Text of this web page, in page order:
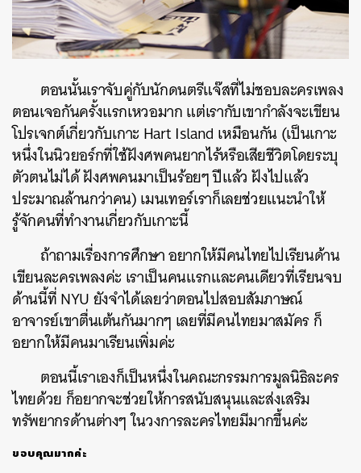
ตอนนั้นเราจับคู่กับนักดนตรีแจ๊สที่ไม่ชอบละครเพลง
ตอนเจอกันครั้งแรกเหวอมาก แต่เรากับเขากำลังจะเขียน
โปรเจกต์เกี่ยวกับเกาะ Hart Island เหมือนกัน (เป็นเกาะ
หนึ่งในนิวยอร์กที่ใช้ฝังศพคนยากไร้หรือเสียชีวิตโดยระบุ
ตัวตนไม่ได้ ฝังศพคนมาเป็นร้อยๆ ปีแล้ว ฝังไปแล้ว
ประมาณล้านกว่าคน) เมนเทอร์เราก็เลยช่วยแนะนำให้
รู้จักคนที่ทำงานเกี่ยวกับเกาะนี้
ถ้าถามเรื่องการศึกษา อยากให้มีคนไทยไปเรียนด้าน
เขียนละครเพลงค่ะ เราเป็นคนแรกและคนเดียวที่เรียนจบ
ด้านนี้ที่ NYU ยังจำได้เลยว่าตอนไปสอบสัมภาษณ์
อาจารย์เขาตื่นเต้นกันมากๆ เลยที่มีคนไทยมาสมัคร ก็
อยากให้มีคนมาเรียนเพิ่มค่ะ
ตอนนี้เราเองก็เป็นหนึ่งในคณะกรรมการมูลนิธิละคร
ไทยด้วย ก็อยากจะช่วยให้การสนับสนุนและส่งเสริม
ทรัพยากรด้านต่างๆ ในวงการละครไทยมีมากขึ้นค่ะ
ขอบคุณมากค่ะ